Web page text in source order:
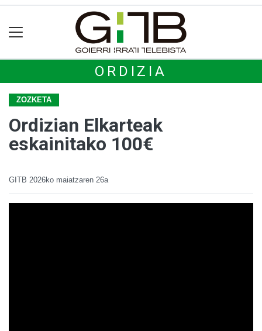
ORDIZIA
ZOZKETA
Ordizian Elkarteak
eskainitako 100€
GITB 2026ko maiatzaren 26a